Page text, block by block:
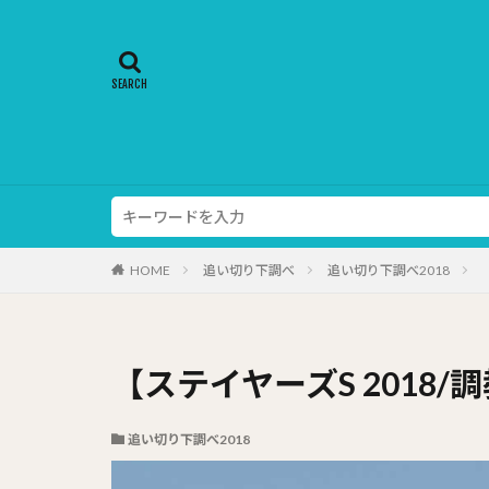
HOME 追い切り下調べ 追い切り下調べ2018
【ステイヤーズS 2018/
追い切り下調べ2018